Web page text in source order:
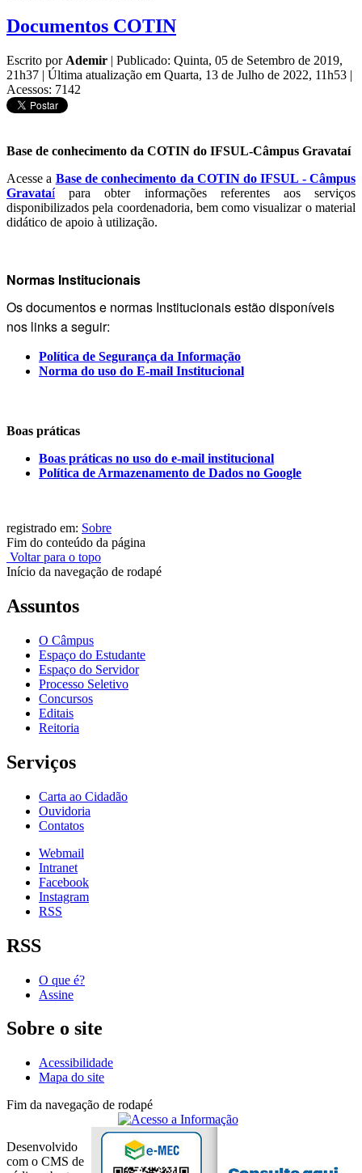
Documentos COTIN
Escrito por Ademir | Publicado: Quinta, 05 de Setembro de 2019,
21h37 | Última atualização em Quarta, 13 de Julho de 2022, 11h53 |
Acessos: 7142
Base de conhecimento da COTIN do IFSUL-Câmpus Gravataí
Acesse a Base de conhecimento da COTIN do IFSUL - Câmpus
Gravataípara obter informações referentes aos serviços
disponibilizados pela coordenadoria, bem como visualizar o material
didático de apoio à utilização.
Normas Institucionais
Os documentos e normas Institucionais estão disponíveis
nos links a seguir:
Política de Segurança da Informação
Norma do uso do E-mail Institucional
Boas práticas
Boas práticas no uso do e-mail institucional
Política de Armazenamento de Dados no Google
registrado em: Sobre
Fim do conteúdo da página
Voltar para o topo
Início da navegação de rodapé
Assuntos
O Câmpus
Espaço do Estudante
Espaço do Servidor
Processo Seletivo
Concursos
Editais
Reitoria
Serviços
Carta ao Cidadão
Ouvidoria
Contatos
Webmail
Intranet
Facebook
Instagram
RSS
RSS
O que é?
Assine
Sobre o site
Acessibilidade
Mapa do site
Fim da navegação de rodapé
Desenvolvido
com o CMS de